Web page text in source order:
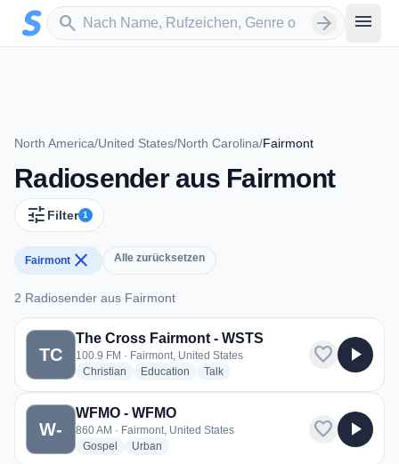
Zum Hauptinhalt springen
search
Sender suchen arrow_forward menu
North America/United States/North Carolina/Fairmont
Radiosender aus Fairmont
tune Filter 1
Fairmont close Alle zurücksetzen
2 Radiosender aus Fairmont
2 Radiosender aus Fairmont
TC
The Cross Fairmont - WSTS
100.9 FM · Fairmont, United States
Christian radio stations
Education radio stations
Talkradio stations
favorite play_arrow
W-
WFMO - WFMO
860 AM · Fairmont, United States
Gospel
radio stations
Urban
favorite play_arrow